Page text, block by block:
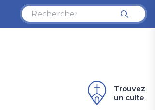
Trouvez
un culte